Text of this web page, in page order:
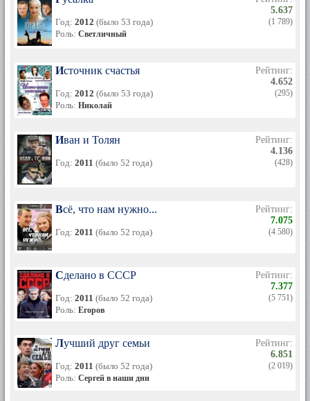
Год: 2012 (было 53 года)
Роль: Светличный
5.637
(1 789)
Источник счастья
Год: 2012 (было 53 года)
Роль: Николай
Рейтинг:
4.652
(295)
Иван и Толян
Год: 2011 (было 52 года)
Рейтинг:
4.136
(428)
Всё, что нам нужно...
Год: 2011 (было 52 года)
Рейтинг:
7.075
(4 580)
Сделано в СССР
Год: 2011 (было 52 года)
Роль: Егоров
Рейтинг:
7.377
(5 751)
Лучший друг семьи
Год: 2011 (было 52 года)
Роль: Сергей в наши дни
Рейтинг:
6.851
(2 019)